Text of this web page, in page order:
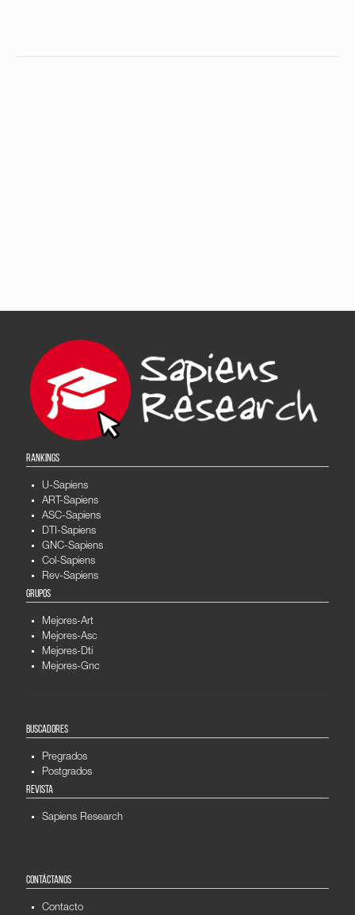
RANKINGS
U-Sapiens
ART-Sapiens
ASC-Sapiens
DTI-Sapiens
GNC-Sapiens
Col-Sapiens
Rev-Sapiens
GRUPOS
Mejores-Art
Mejores-Asc
Mejores-Dti
Mejores-Gnc
BUSCADORES
Pregrados
Postgrados
REVISTA
Sapiens Research
CONTÁCTANOS
Contacto